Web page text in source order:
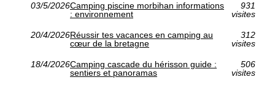
03/5/2026Camping piscine morbihan informations
: environnement
931
visites
20/4/2026Réussir tes vacances en camping au
cœur de la bretagne
312
visites
18/4/2026Camping cascade du hérisson guide :
sentiers et panoramas
506
visites